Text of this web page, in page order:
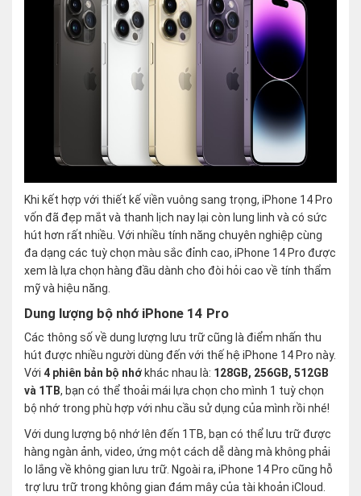
Khi kết hợp với thiết kế viền vuông sang trọng, iPhone 14 Pro
vốn đã đẹp mắt và thanh lịch nay lại còn lung linh và có sức
hút hơn rất nhiều. Với nhiều tính năng chuyên nghiệp cùng
đa dạng các tuỳ chọn màu sắc đỉnh cao, iPhone 14 Pro được
xem là lựa chọn hàng đầu dành cho đòi hỏi cao về tính thẩm
mỹ và hiệu năng.
Dung lượng bộ nhớ iPhone 14 Pro
Các thông số về dung lượng lưu trữ cũng là điểm nhấn thu
hút được nhiều người dùng đến với thế hệ iPhone 14 Pro này.
Với 4 phiên bản bộ nhớ khác nhau là: 128GB, 256GB, 512GB
và 1TB, bạn có thể thoải mái lựa chọn cho mình 1 tuỳ chọn
bộ nhớ trong phù hợp với nhu cầu sử dụng của mình rồi nhé!
Với dung lượng bộ nhớ lên đến 1TB, bạn có thể lưu trữ được
hàng ngàn ảnh, video, ứng một cách dễ dàng mà không phải
lo lắng về không gian lưu trữ. Ngoài ra, iPhone 14 Pro cũng hỗ
trợ lưu trữ trong không gian đám mây của tài khoản iCloud.